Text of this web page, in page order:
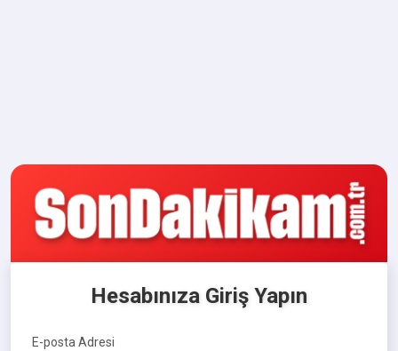
Hesabınıza Giriş Yapın
E-posta Adresi